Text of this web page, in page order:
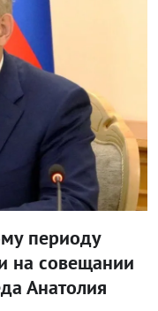
периоду
на совещании
Анатолия